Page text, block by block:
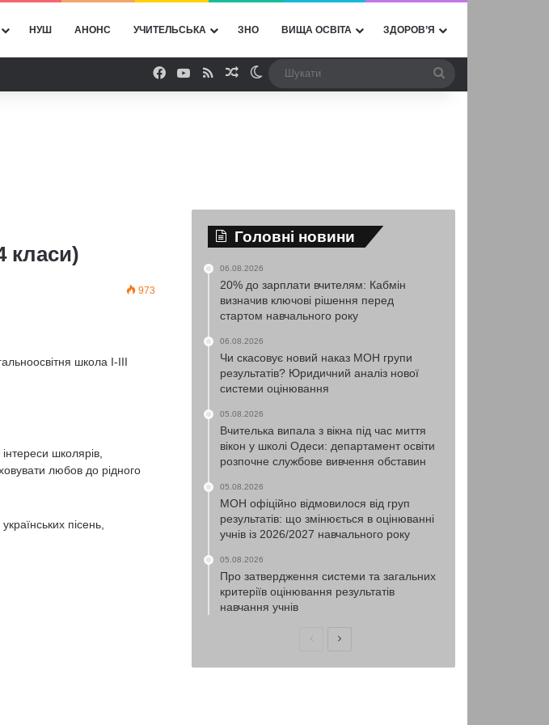
НУШ АНОНС УЧИТЕЛЬСЬКА ЗНО ВИЩА ОСВІТА ЗДОРОВ’Я
Facebook
YouTube
RSSВипадкова стаття
Switch skin
класи)
973
школа І-ІІІ
школярів,
любов до рідного
пісень,
Головні новини
06.08.2026
20% до зарплати вчителям: Кабмін
визначив ключові рішення перед
стартом навчального року
06.08.2026
Чи скасовує новий наказ МОН групи
результатів? Юридичний аналіз нової
системи оцінювання
05.08.2026
Вчителька випала з вікна під час миття
вікон у школі Одеси: департамент освіти
розпочне службове вивчення обставин
05.08.2026
МОН офіційно відмовилося від груп
результатів: що змінюється в оцінюванні
учнів із 2026/2027 навчального року
05.08.2026
Про затвердження системи та загальних
критеріїв оцінювання результатів
навчання учнів
ПопередняНаступна